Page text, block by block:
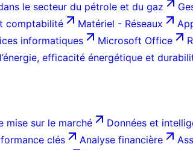
le secteur du pétrole et du gaz
comptabilité Matériel - Réseaux
informatiques Microsoft Office
efficacité énergétique et
mise sur le marché Données et
clés
Analyse financière